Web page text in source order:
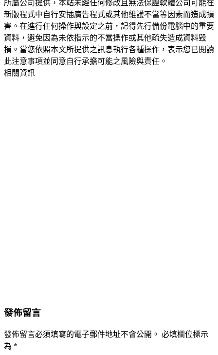
所屬公司提供，本站未經任何修改且無法保證軟體公司可能在
新版程式中自行安插廣告程式或其他維護不當等因素而造成損
害。在進行任何操作與設定之前，記得先行備份電腦中的重要
資料，避免因為未依指示的不當操作或其他疏失造成資料毀
損。當您依照本文所提供之訊息執行各種操作，表示您已閱讀
此注意事項並同意自行承擔可能之風險與責任。
相關資訊
發佈留言
發佈留言必須填寫的電子郵件地址不會公開。 必填欄位標示
為 *